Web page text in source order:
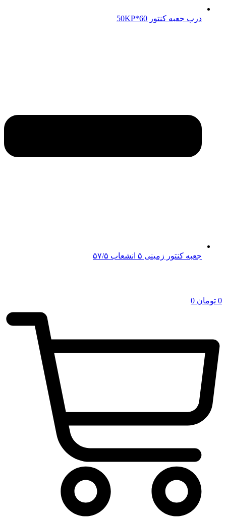
درب جعبه کنتور 50KP*60
جعبه کنتور زمینی ۵ انشعاب ۵۷/۵
0 تومان 0